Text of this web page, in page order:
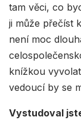
tam věci, co
ji může přečíst
není moc
knížkou
vedoucí by se
Vystudoval